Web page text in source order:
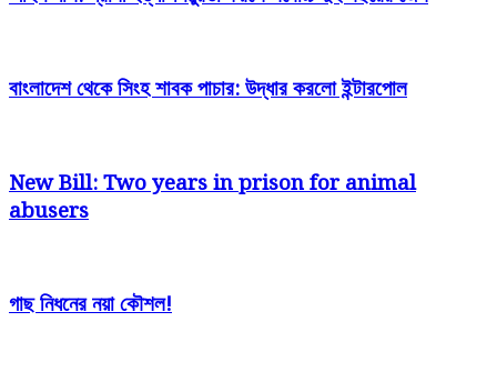
বাংলাদেশ থেকে সিংহ শাবক পাচার: উদ্ধার করলো ইন্টারপোল
New Bill: Two years in prison for animal
abusers
গাছ নিধনের নয়া কৌশল!